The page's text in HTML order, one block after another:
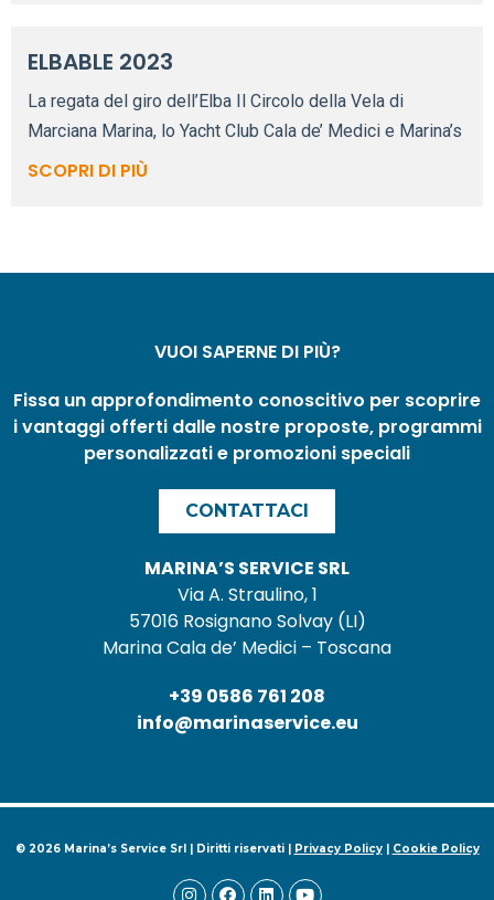
ELBABLE 2023
La regata del giro dell’Elba Il Circolo della Vela di
Marciana Marina, lo Yacht Club Cala de’ Medici e Marina’s
SCOPRI DI PIÙ
VUOI SAPERNE DI PIÙ?
Fissa un approfondimento conoscitivo per scoprire
i vantaggi offerti dalle nostre proposte, programmi
personalizzati e promozioni speciali
CONTATTACI
MARINA’S SERVICE SRL
Via A. Straulino, 1
57016 Rosignano Solvay (LI)
Marina Cala de’ Medici – Toscana
+39 0586 761 208
info@marinaservice.eu
© 2026 Marina’s Service Srl | Diritti riservati | Privacy Policy| Cookie Policy